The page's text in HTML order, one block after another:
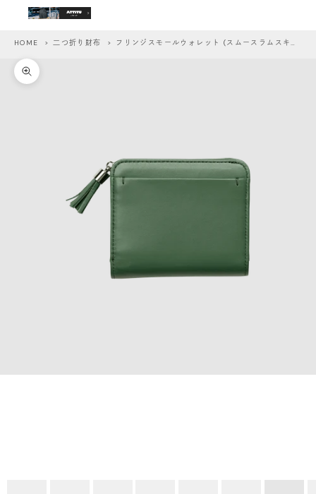
HOME >二つ折り財布 > フリンジスモールウォレット (スムースラムスキン)
ズームイン